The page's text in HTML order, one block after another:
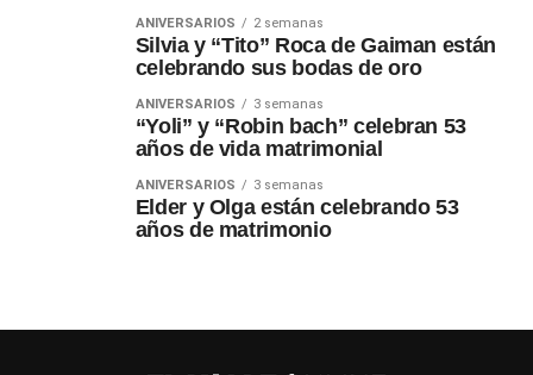
ANIVERSARIOS 2 semanas
Silvia y “Tito” Roca de Gaiman están
celebrando sus bodas de oro
ANIVERSARIOS 3 semanas
“Yoli” y “Robin bach” celebran 53
años de vida matrimonial
ANIVERSARIOS 3 semanas
Elder y Olga están celebrando 53
años de matrimonio